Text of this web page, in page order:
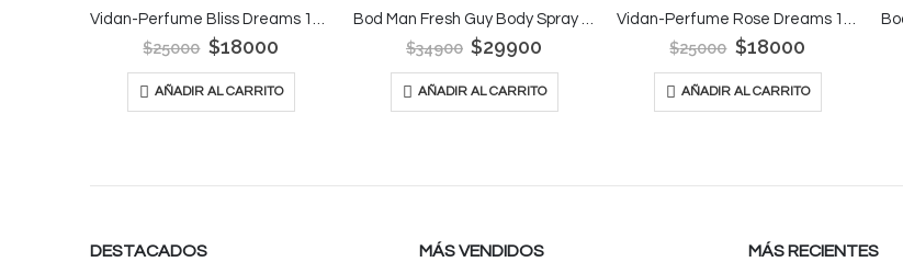
Vidan-Perfume Bliss Dreams 140 Ml
$25000 $18000
AÑADIR AL CARRITO
Bod Man Fresh Guy Body Spray 236ml
$34900 $29900
AÑADIR AL CARRITO
Vidan-Perfume Rose Dreams 140 Ml
$25000 $18000
AÑADIR AL CARRITO
DESTACADOS MÁS VENDIDOS MÁS RECIENTES